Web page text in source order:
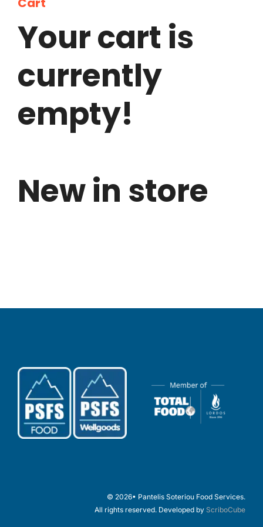
English
Your cart is
currently
empty!
New in store
© 2026• Pantelis Soteriou Food Services.
All rights reserved. Developed by ScriboCube